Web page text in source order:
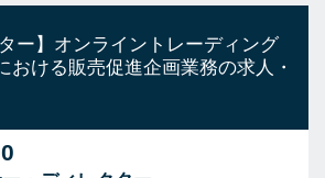
ー】オンライントレーディング
おける販売促進企画業務の求人・